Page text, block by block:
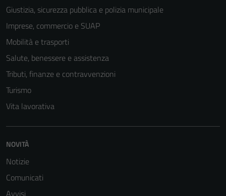
Giustizia, sicurezza pubblica e polizia municipale
Imprese, commercio e SUAP
Mobilità e trasporti
Salute, benessere e assistenza
Tributi, finanze e contravvenzioni
Turismo
Vita lavorativa
NOVITÀ
Notizie
Comunicati
Avvisi
funzionamento
del sito e non